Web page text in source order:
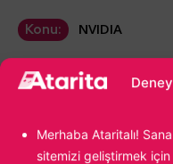
Merhaba Ataritalı!
sitemizi geliştirmek
Konu: NVIDIA